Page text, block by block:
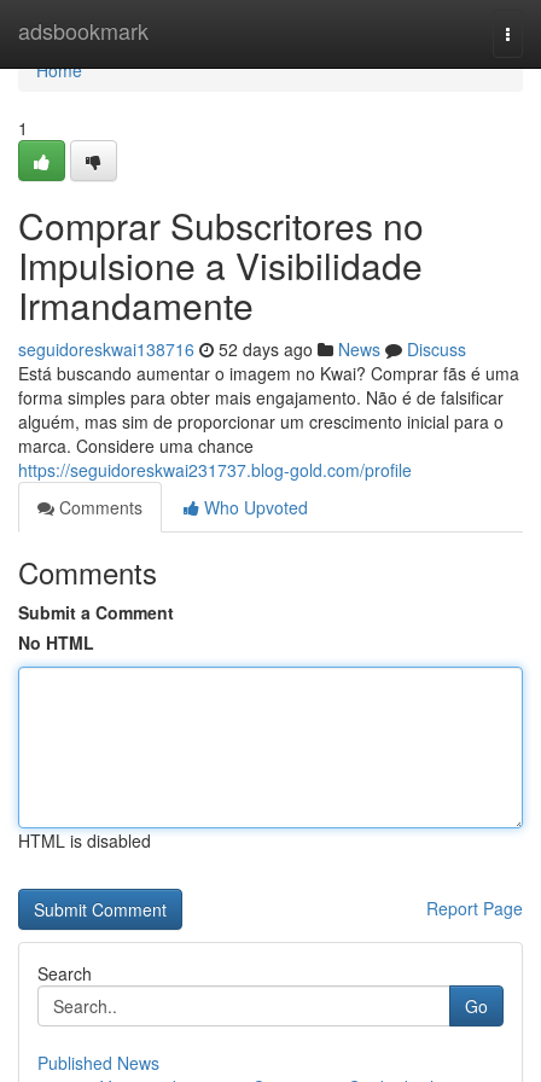
adsbookmark
Home
Home
1
Comprar Subscritores no
Impulsione a Visibilidade
Irmandamente
seguidoreskwai138716 52 days ago News
Discuss
Está buscando aumentar o imagem no Kwai? Comprar fãs é uma
forma simples para obter mais engajamento. Não é de falsificar
alguém, mas sim de proporcionar um crescimento inicial para o
marca. Considere uma chance
https://seguidoreskwai231737.blog-gold.com/profile
Comments
Who Upvoted
Comments
Submit a Comment
No HTML
HTML is disabled
Report Page
Search
Go
Published News